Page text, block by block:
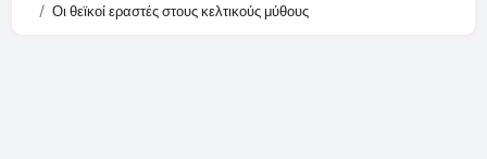
Οι θεϊκοί εραστές στους κελτικούς μύθους